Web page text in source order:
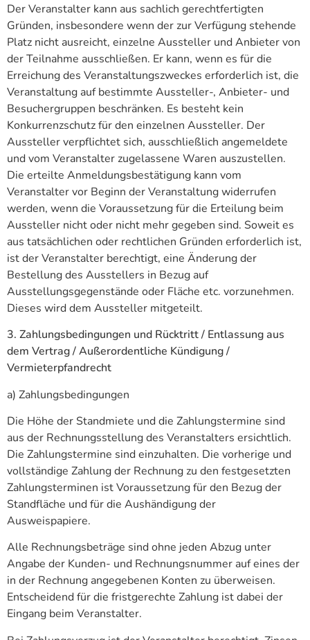
Der Veranstalter kann aus sachlich gerechtfertigten
Gründen, insbesondere wenn der zur Verfügung stehende
Platz nicht ausreicht, einzelne Aussteller und Anbieter von
der Teilnahme ausschließen. Er kann, wenn es für die
Erreichung des Veranstaltungszweckes erforderlich ist, die
Veranstaltung auf bestimmte Aussteller-, Anbieter- und
Besuchergruppen beschränken. Es besteht kein
Konkurrenzschutz für den einzelnen Aussteller. Der
Aussteller verpflichtet sich, ausschließlich angemeldete
und vom Veranstalter zugelassene Waren auszustellen.
Die erteilte Anmeldungsbestätigung kann vom
Veranstalter vor Beginn der Veranstaltung widerrufen
werden, wenn die Voraussetzung für die Erteilung beim
Aussteller nicht oder nicht mehr gegeben sind. Soweit es
aus tatsächlichen oder rechtlichen Gründen erforderlich ist,
ist der Veranstalter berechtigt, eine Änderung der
Bestellung des Ausstellers in Bezug auf
Ausstellungsgegenstände oder Fläche etc. vorzunehmen.
Dieses wird dem Aussteller mitgeteilt.
3. Zahlungsbedingungen und Rücktritt / Entlassung aus
dem Vertrag / Außerordentliche Kündigung /
Vermieterpfandrecht
a) Zahlungsbedingungen
Die Höhe der Standmiete und die Zahlungstermine sind
aus der Rechnungsstellung des Veranstalters ersichtlich.
Die Zahlungstermine sind einzuhalten. Die vorherige und
vollständige Zahlung der Rechnung zu den festgesetzten
Zahlungsterminen ist Voraussetzung für den Bezug der
Standfläche und für die Aushändigung der
Ausweispapiere.
Alle Rechnungsbeträge sind ohne jeden Abzug unter
Angabe der Kunden- und Rechnungsnummer auf eines der
in der Rechnung angegebenen Konten zu überweisen.
Entscheidend für die fristgerechte Zahlung ist dabei der
Eingang beim Veranstalter.